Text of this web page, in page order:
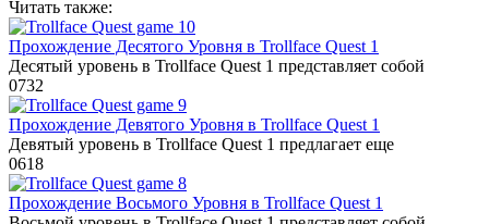
Читать также:
Прохождение Десятого Уровня в Trollface Quest 1
Десятый уровень в Trollface Quest 1 представляет собой
0732
Прохождение Девятого Уровня в Trollface Quest 1
Девятый уровень в Trollface Quest 1 предлагает еще
0618
Прохождение Восьмого Уровня в Trollface Quest 1